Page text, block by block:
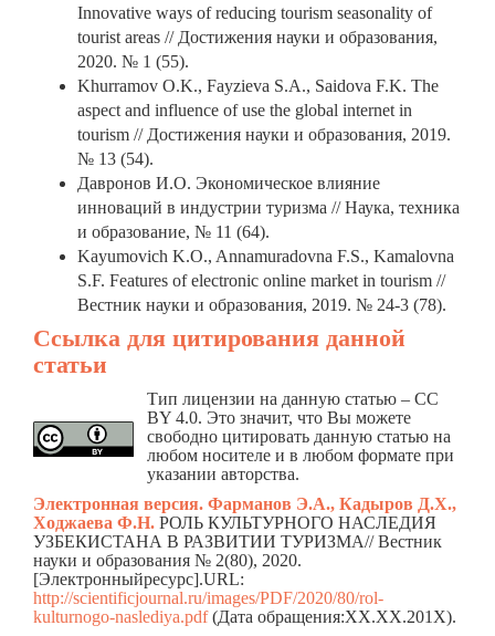
Innovative ways of reducing tourism seasonality of
tourist areas // Достижения науки и образования,
2020. № 1 (55).
Khurramov O.K., Fayzieva S.A., Saidova F.K. The
aspect and influence of use the global internet in
tourism // Достижения науки и образования, 2019.
№ 13 (54).
Давронов И.О. Экономическое влияние
инноваций в индустрии туризма // Наука, техника
и образование, № 11 (64).
Kayumovich K.O., Annamuradovna F.S., Kamalovna
S.F. Features of electronic online market in tourism //
Вестник науки и образования, 2019. № 24-3 (78).
Ссылка для цитирования данной
статьи
Тип лицензии на данную статью – CC
BY 4.0. Это значит, что Вы можете
свободно цитировать данную статью на
любом носителе и в любом формате при
указании авторства.
Электронная версия. Фарманов Э.А., Кадыров Д.Х.,
Ходжаева Ф.Н. РОЛЬ КУЛЬТУРНОГО НАСЛЕДИЯ
УЗБЕКИСТАНА В РАЗВИТИИ ТУРИЗМА// Вестник
науки и образования № 2(80), 2020.
[Электронныйресурс].URL:
http://scientificjournal.ru/images/PDF/2020/80/rol-
kulturnogo-naslediya.pdf(Дата обращения:ХХ.ХХ.201Х).